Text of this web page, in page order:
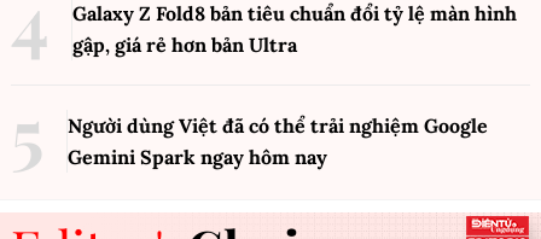
Galaxy Z Fold8 bản tiêu chuẩn đổi tỷ lệ màn hình
gập, giá rẻ hơn bản Ultra
Người dùng Việt đã có thể trải nghiệm Google
Gemini Spark ngay hôm nay